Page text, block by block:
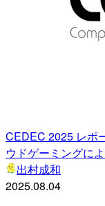
CEDEC 2025 レポ
ウドゲーミングに
出村成和
2025.08.04